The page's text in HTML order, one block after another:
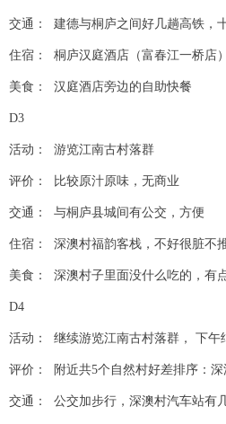
交通： 建德与桐庐之间好几趟高铁，
住宿： 桐庐汉庭酒店（富春江一桥
美食： 汉庭酒店旁边的自助快餐
D3
活动： 游览江南古村落群
评价： 比较原汁原味，无商业
交通： 与桐庐县城间有公交，方便
住宿： 深澳村福韵客栈，不好很脏不
美食： 深澳村子里面没什么吃的，有
D4
活动： 继续游览江南古村落群， 下午
评价： 附近共5个自然村好差排序：
交通： 公交加步行，深澳村汽车站有